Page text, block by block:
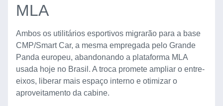
MLA
Ambos os utilitários esportivos migrarão para a base
CMP/Smart Car, a mesma empregada pelo Grande
Panda europeu, abandonando a plataforma MLA
usada hoje no Brasil. A troca promete ampliar o entre-
eixos, liberar mais espaço interno e otimizar o
aproveitamento da cabine.